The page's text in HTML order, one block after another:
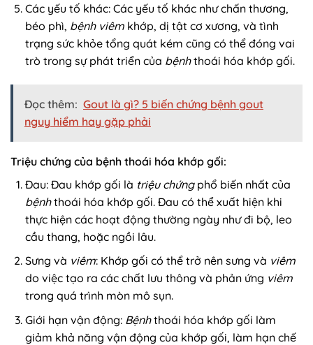
Các yếu tố khác: Các yếu tố khác như chấn thương,
béo phì, bệnh viêmkhớp, dị tật cơ xương, và tình
trạng sức khỏe tổng quát kém cũng có thể đóng vai
trò trong sự phát triển của bệnhthoái hóa khớp gối.
Đọc thêm: Gout là gì? 5 biến chứng bệnh gout
nguy hiểm hay gặp phải
Triệu chứng của bệnh thoái hóa khớp gối:
Đau: Đau khớp gối là triệu chứng phổ biến nhất của
bệnhthoái hóa khớp gối. Đau có thể xuất hiện khi
thực hiện các hoạt động thường ngày như đi bộ, leo
cầu thang, hoặc ngồi lâu.
Sưng và viêm: Khớp gối có thể trở nên sưng và viêm
do việc tạo ra các chất lưu thông và phản ứng viêm
trong quá trình mòn mô sụn.
Giới hạn vận động:Bệnhthoái hóa khớp gối làm
giảm khả năng vận động của khớp gối, làm hạn chế